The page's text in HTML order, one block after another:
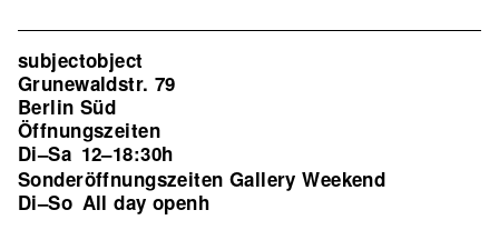
subjectobject
Grunewaldstr. 79
Berlin Süd
Öffnungszeiten
Di–Sa 12–18:30h
Sonderöffnungszeiten Gallery Weekend
Di–So All day openh